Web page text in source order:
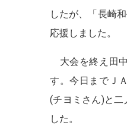
したが、「長崎
応援しました。
大会を終え田
す。今日までＪ
(チヨミさん)と二
した。